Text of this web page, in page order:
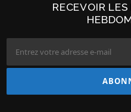
RECEVOIR